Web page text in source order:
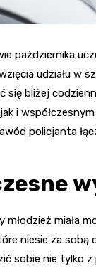
października
udziału w
się bliżej
i
policjanta
młodzież miała
niesie za sobą
sobie nie tylko